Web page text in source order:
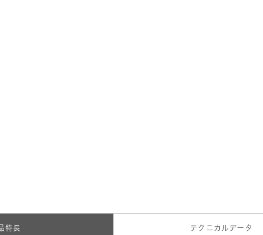
特長 テクニカルデータ